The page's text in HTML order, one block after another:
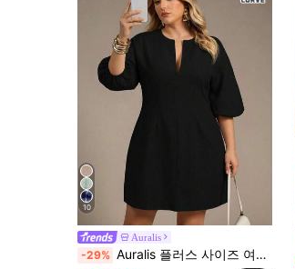
10
Auralis
-29% Auralis 플러스 사이즈 여성용 화이트 드레스, 미디엄 소매 드레스, 휴가 룩 여성 캐주얼 드레스, 정숙한 여성을 위한 미니 스커트 드레스, 귀여운